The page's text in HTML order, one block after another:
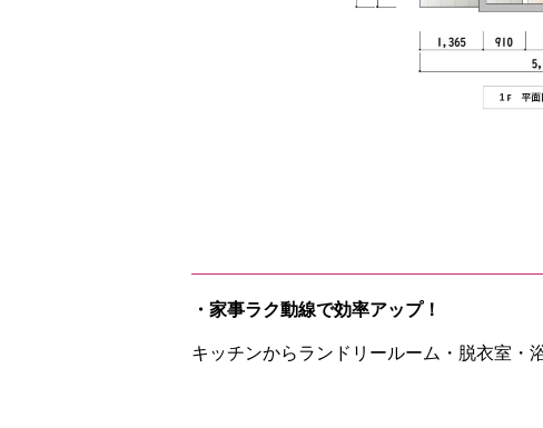
・家事ラク動線で効率アップ！
キッチンからランドリールーム・脱衣室・